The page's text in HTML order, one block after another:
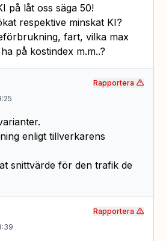
på låt oss säga 50!
respektive minskat KI?
fart, vilka max
på kostindex m.m..?
enligt tillverkarens
snittvärde för den trafik de
Rapportera
Rapportera